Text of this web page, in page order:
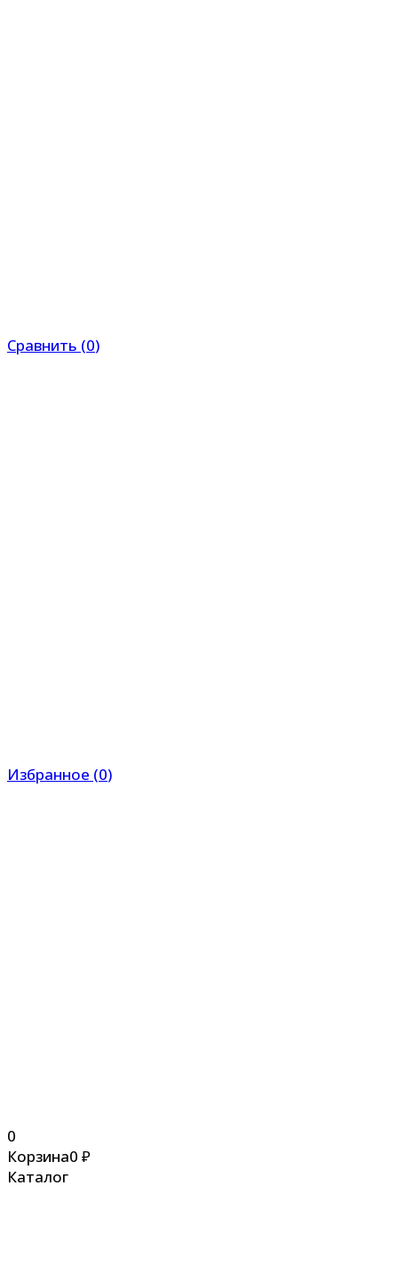
Сравнить (0)
Избранное (0)
0
Корзина0 ₽
Каталог